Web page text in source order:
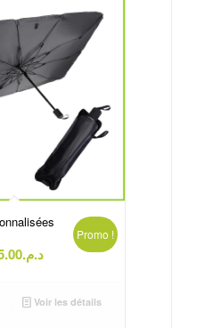
د.م.Le
actuel
Promo !
Voir les détails